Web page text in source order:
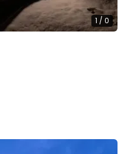
1 / 0